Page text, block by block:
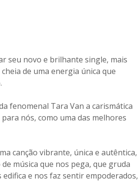
seu novo e brilhante single, mais
de uma energia única que
fenomenal Tara Van a carismática
nós, como uma das melhores
canção vibrante, única e autêntica,
música que nos pega, que gruda
e nos faz sentir empoderados,